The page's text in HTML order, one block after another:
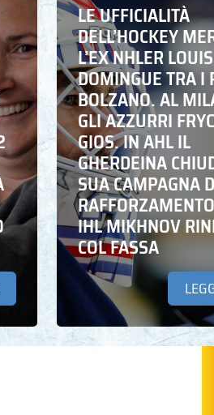
LE UFFICIALITÀ
DELL’HOCKEY
L’EX NHLER LOUIS
DOMINGUE TRA I
BOLZANO. AL
GLI AZZURRI
GIOS. IN AHL IL
GHERDEINA
SUA CAMPAGNA
IHL MIKHNOV
COL FASSA